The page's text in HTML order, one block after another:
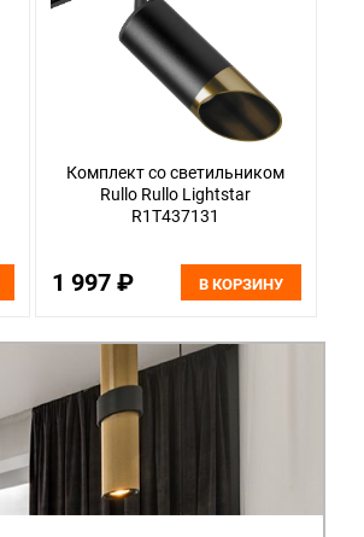
Комплект со светильником
Rullo Rullo Lightstar
R1T437131
1 997 ₽ В КОРЗИНУ